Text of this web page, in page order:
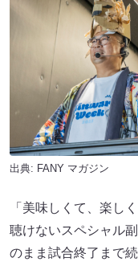
出典: FANY マガジン
「美味しくて、楽し
聴けないスペシャル
のまま試合終了まで